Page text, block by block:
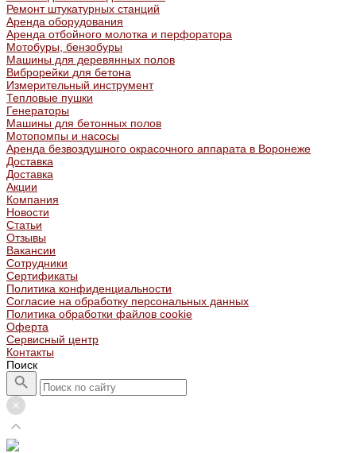
Ремонт штукатурных станций
Аренда оборудования
Аренда отбойного молотка и перфоратора
Мотобуры, бензобуры
Машины для деревянных полов
Виброрейки для бетона
Измерительный инструмент
Тепловые пушки
Генераторы
Машины для бетонных полов
Мотопомпы и насосы
Аренда безвоздушного окрасочного аппарата в Воронеже
Доставка
Доставка
Акции
Компания
Новости
Статьи
Отзывы
Вакансии
Сотрудники
Сертификаты
Политика конфиденциальности
Согласие на обработку персональных данных
Политика обработки файлов cookie
Оферта
Сервисный центр
Контакты
Поиск